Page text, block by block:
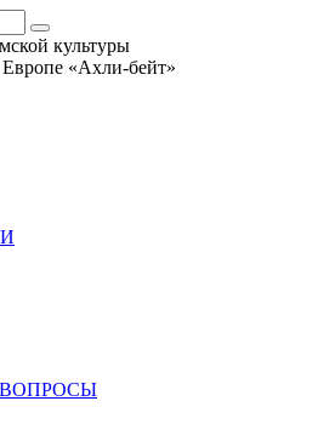
культуры
«Ахли-бейт»